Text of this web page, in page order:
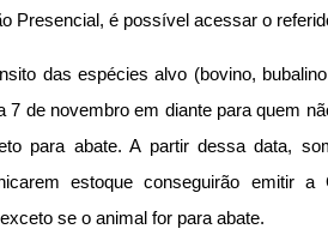
Presencial, é possível acessar o
das espécies alvo (bovino,
7 de novembro em diante para quem
para abate. A partir dessa data,
estoque conseguirão emitir a
se o animal for para abate.